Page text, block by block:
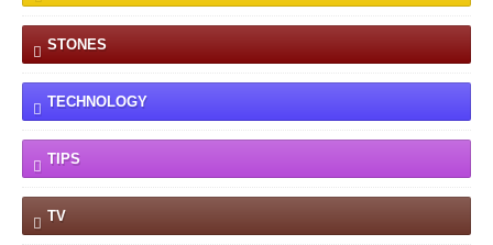
STONES
TECHNOLOGY
TIPS
TV